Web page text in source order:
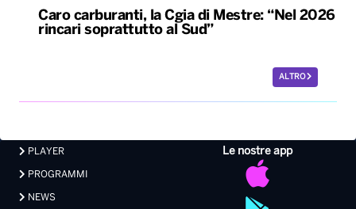
Caro carburanti, la Cgia di Mestre: “Nel 2026
rincari soprattutto al Sud”
ALTRO
Le nostre app
PLAYER
PROGRAMMI
NEWS